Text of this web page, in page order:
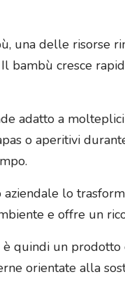
una delle risorse
bambù cresce
adatto a
o aperitivi
lo
e offre un
quindi un prodotto
orientate alla